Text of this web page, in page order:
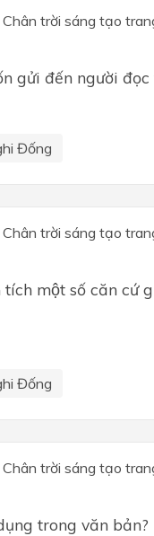
Chân trời sáng tạo
gửi đến người
Đống
Chân trời sáng tạo
một số căn cứ
Đống
Chân trời sáng tạo
trong văn